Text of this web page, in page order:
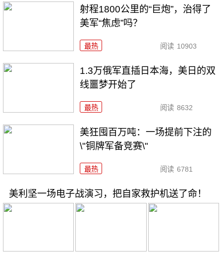
射程1800公里的“巨炮”，治得了
美军“焦虑”吗？
最热 阅读 10903
1.3万俄军直插日本海，美日的双
线噩梦开始了
最热 阅读 8632
美狂囤百万吨：一场提前下注的
\"铜牌军备竞赛\"
最热 阅读 6781
美利坚一场电子战演习，把自家救护机送了命！